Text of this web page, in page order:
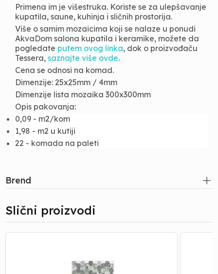
Primena im je višestruka. Koriste se za ulepšavanje
kupatila, saune, kuhinja i sličnih prostorija.
Više o samim mozaicima koji se nalaze u ponudi
AkvaDom salona kupatila i keramike, možete da
pogledate putem ovog linka, dok o proizvođaču
Tessera,saznajte više ovde.
Cena se odnosi na komad.
Dimenzije: 25x25mm / 4mm
Dimenzije lista mozaika 300x300mm
Opis pakovanja:
0,09 - m2/kom
1,98 - m2 u kutiji
22 - komada na paleti
Brend
Slični proizvodi
Mozaik
Mozaik